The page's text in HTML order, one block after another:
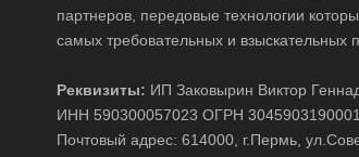
партнеров, передовые технологии
самых требовательных и взыскательных
Реквизиты: ИП Заковырин Виктор
ИНН 590300057023 ОГРН
Почтовый адрес: 614000, г.Пермь,